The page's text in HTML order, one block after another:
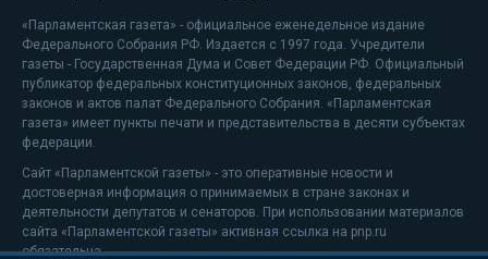
«Парламентская газета» - официальное еженедельное издание
Федерального Собрания РФ. Издается с 1997 года. Учредители
газеты - Государственная Дума и Совет Федерации РФ. Официальный
публикатор федеральных конституционных законов, федеральных
законов и актов палат Федерального Собрания. «Парламентская
газета» имеет пункты печати и представительства в десяти субъектах
федерации.
Сайт «Парламентской газеты» - это оперативные новости и
достоверная информация о принимаемых в стране законах и
деятельности депутатов и сенаторов. При использовании материалов
сайта «Парламентской газеты» активная ссылка на pnp.ru
обязательна.